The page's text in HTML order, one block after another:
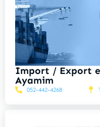
Import / Export
Ayamim
052-442-4268